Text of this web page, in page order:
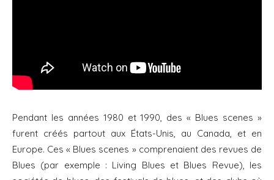
Pendant les années 1980 et 1990, des « Blues scenes »
furent créés partout aux États-Unis, au Canada, et en
Europe. Ces « Blues scenes » comprenaient des revues de
Blues (par exemple : Living Blues et Blues Revue), les